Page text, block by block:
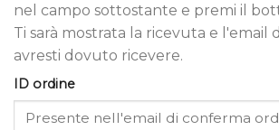
nel campo sottostante e premi il
Ti sarà mostrata la ricevuta e l'email
avresti dovuto ricevere.
ID ordine